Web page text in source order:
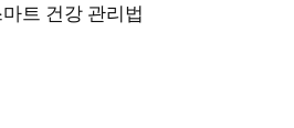
트 건강 관리법